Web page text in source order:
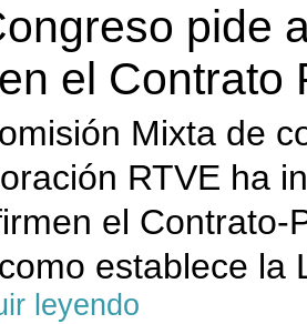
pide
el Contrato
Mixta de
RTVE ha
el Contrato-
establece la
leyendo